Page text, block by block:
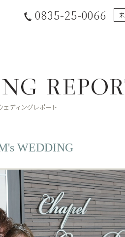
0835-25-0066
WEDDING